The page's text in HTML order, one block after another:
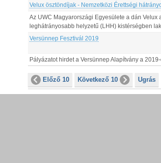
Velux ösztöndíjak - Nemzetközi Érettségi
Az UWC Magyarországi Egyesülete a dán
leghátrányosabb helyzetű (LHH) kistérségben
Versünnep Fesztivál 2019
Pályázatot hirdet a Versünnep Alapítvány a
Előző 10 Következő 10 Ugrás